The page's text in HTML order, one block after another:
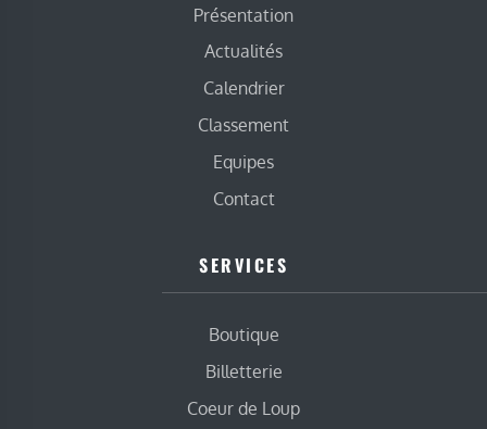
Présentation
Actualités
Calendrier
Classement
Equipes
Contact
SERVICES
Boutique
Billetterie
Coeur de Loup